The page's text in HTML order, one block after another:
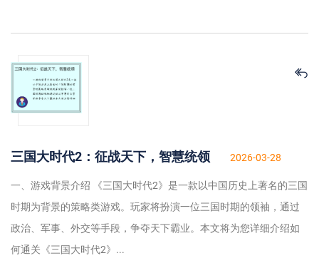
三国大时代2：征战天下，智慧统领 2026-03-28
一、游戏背景介绍 《三国大时代2》是一款以中国历史上著名的三国
时期为背景的策略类游戏。玩家将扮演一位三国时期的领袖，通过
政治、军事、外交等手段，争夺天下霸业。本文将为您详细介绍如
何通关《三国大时代2》...